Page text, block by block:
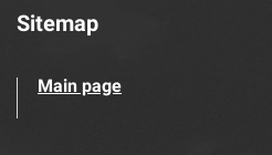
Sitemap
Main page